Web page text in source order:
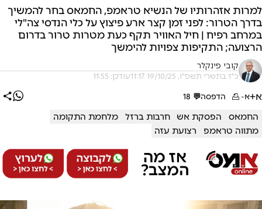
למרות אזהרותיו של הנשיא טראמפ, החמאס בחר להמשיך
בדרך הטרור: לפני זמן קצר ארע פיצוץ על כלי הנדסי צה"לי
במרחב רפיח | חיל האוויר תקף כעת מטרות טרור בדרום
הרצועה; התקיפות צפויות להימשך
קובי פינקלר
כ"ז בתשרי תשפ"ו, 19/10/25 11:17 עודכן: 11:55
א+א- הדפסה💬
18
החמאס הפסקת אש חרבות ברזל
מלחמת התקומה
מתווה טראמפ
רצועת עזה